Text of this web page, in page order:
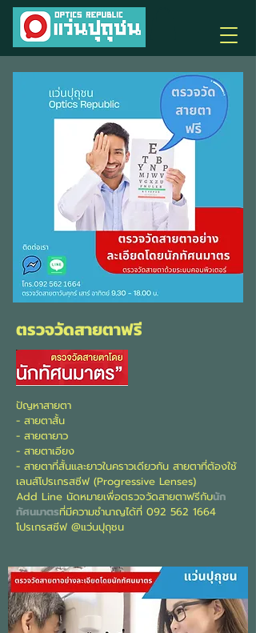
ตรวจวัดสายตาฟรี
ปัญหาสายตา
- สายตาสั้น
- สายตายาว
- สายตาเอียง
- สายตาที่สั้นและยาวในคราวเดียวกัน สายตาที่ต้องใช้
เลนส์โปรเกรสซีฟ (Progressive Lenses)
Add Line นัดหมายเพื่อตรวจวัดสายตาฟรีกับนัก
ทัศนมาตรที่มีความชำนาญได้ที่ 092 562 1664
โปรเกรสซีฟ @แว่นปุถุชน